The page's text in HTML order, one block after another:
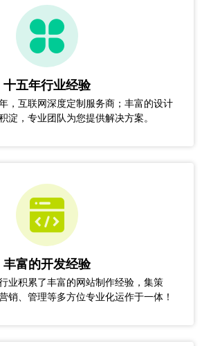
十五年行业经验
，互联网深度定制服务商；丰富的设计
淀，专业团队为您提供解决方案。
丰富的开发经验
业积累了丰富的网站制作经验，集策
销、管理等多方位专业化运作于一体！